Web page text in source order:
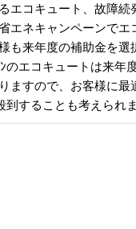
エコキュート、故障続
エネキャンペーンでエ
も来年度の補助金を
のエコキュートは来年
ますので、お客様に最
することも考えられ